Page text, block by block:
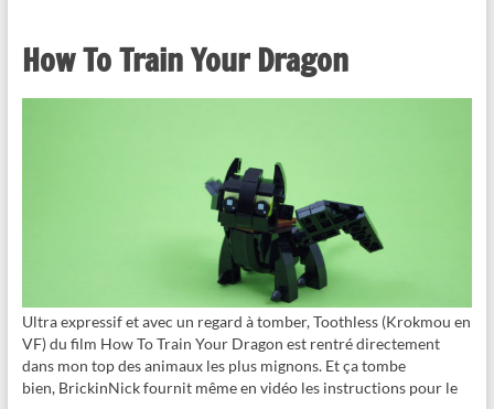
How To Train Your Dragon
Ultra expressif et avec un regard à tomber, Toothless (Krokmou en
VF) du film How To Train Your Dragon est rentré directement
dans mon top des animaux les plus mignons. Et ça tombe
bien, BrickinNick fournit même en vidéo les instructions pour le